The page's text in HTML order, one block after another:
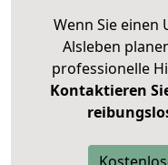
Wenn Sie einen
Alsleben
professionelle
Kontaktieren